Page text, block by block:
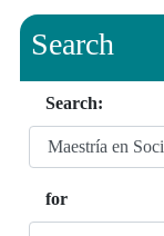
Search
Search:
for